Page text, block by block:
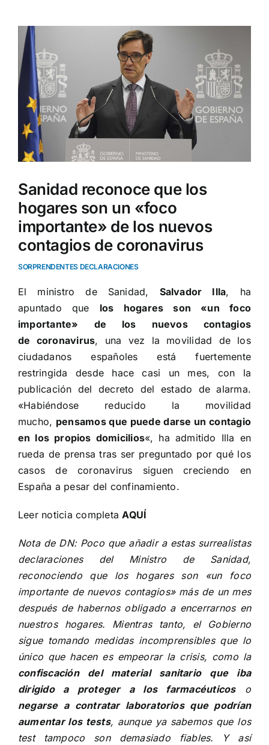
Ver
imagen
más
grande
Sanidad reconoce que los
hogares son un «foco
importante» de los nuevos
contagios de coronavirus
SORPRENDENTES DECLARACIONES
El ministro de Sanidad, Salvador Illa, ha
apuntado que los hogares son «un foco
importante» de los nuevos contagios
de coronavirus, una vez la movilidad de los
ciudadanos españoles está fuertemente
restringida desde hace casi un mes, con la
publicación del decreto del estado de alarma.
«Habiéndose reducido la movilidad
mucho, pensamos que puede darse un contagio
en los propios domicilios«, ha admitido Illa en
rueda de prensa tras ser preguntado por qué los
casos de coronavirus siguen creciendo en
España a pesar del confinamiento.
Leer noticia completaAQUÍ
Nota de DN: Poco que añadir a estas surrealistas
declaraciones del Ministro de Sanidad,
reconociendo que los hogares son «un foco
importante de nuevos contagios» más de un mes
después de habernos obligado a encerrarnos en
nuestros hogares. Mientras tanto, el Gobierno
sigue tomando medidas incomprensibles que lo
único que hacen es empeorar la crisis, como la
confiscación del material sanitario que iba
dirigido a proteger a los farmacéuticoso
negarse a contratar laboratorios que podrían
aumentar los tests, aunque ya sabemos que los
test tampoco son demasiado fiables. Y así